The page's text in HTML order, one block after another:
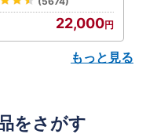
22,000
もっと見る
をさがす